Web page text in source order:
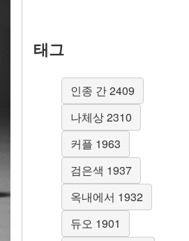
태그
인종 간 2409
나체상 2310
커플 1963
검은색 1937
옥내에서 1932
듀오 1901